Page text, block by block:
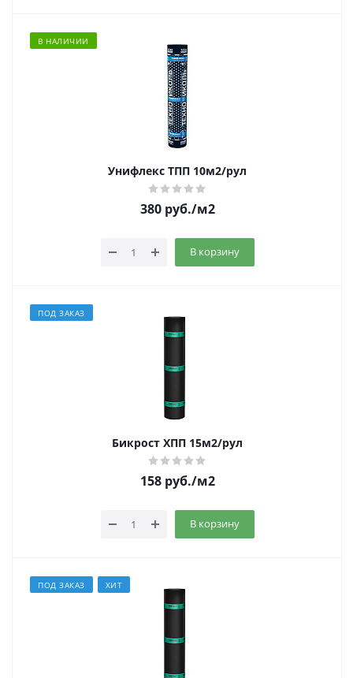
В НАЛИЧИИ
Унифлекс ТПП 10м2/рул
380руб./м2
В корзину
ПОД ЗАКАЗ
Бикрост ХПП 15м2/рул
158руб./м2
В корзину
ПОД ЗАКАЗ ХИТ